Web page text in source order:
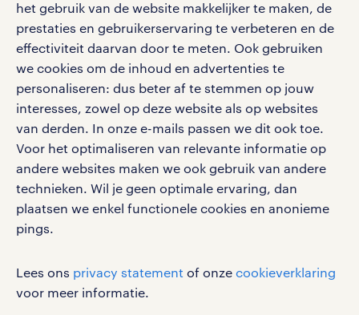
het gebruik van de website makkelijker te maken, de
prestaties en gebruikerservaring te verbeteren en de
effectiviteit daarvan door te meten. Ook gebruiken
we cookies om de inhoud en advertenties te
personaliseren: dus beter af te stemmen op jouw
interesses, zowel op deze website als op websites
van derden. In onze e-mails passen we dit ook toe.
Voor het optimaliseren van relevante informatie op
andere websites maken we ook gebruik van andere
technieken. Wil je geen optimale ervaring, dan
plaatsen we enkel functionele cookies en anonieme
pings.
Lees ons privacy statement of onze cookieverklaring
voor meer informatie.
Volg ons voor de leukste content omtrent
vacatures, solliciteren en inspiratie.
werken bij randstad
gebruikersvoorwaarden
privacystatement
cookies
disclaimer
sitemap
RANDSTAD, HUMAN FORWARD en SHAPING THE
WORLD OF WORK zijn geregistreerde